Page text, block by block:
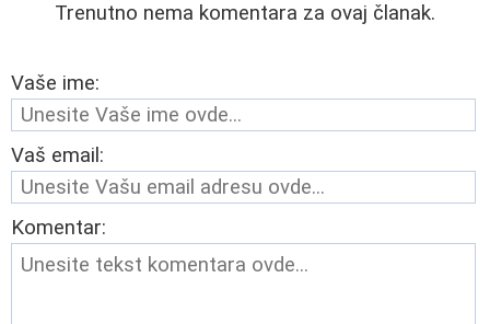
Trenutno nema komentara za ovaj članak.
Vaše ime:
Vaš email:
Komentar: